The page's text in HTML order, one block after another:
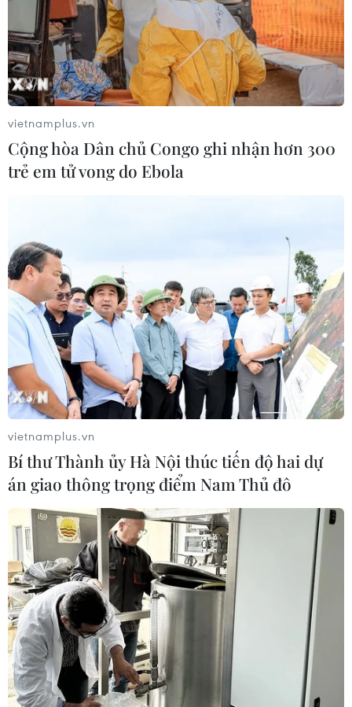
vietnamplus.vn
Cộng hòa Dân chủ Congo ghi nhận hơn 300
trẻ em tử vong do Ebola
vietnamplus.vn
Bí thư Thành ủy Hà Nội thúc tiến độ hai dự
án giao thông trọng điểm Nam Thủ đô